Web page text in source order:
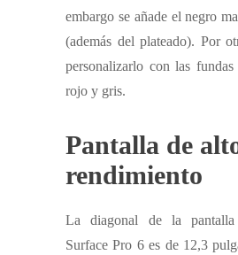
embargo se añade el negro
(además del plateado). Por
personalizarlo con las
rojo y gris.
Pantalla de
rendimiento
La diagonal de la
Surface Pro 6 es de 12,3